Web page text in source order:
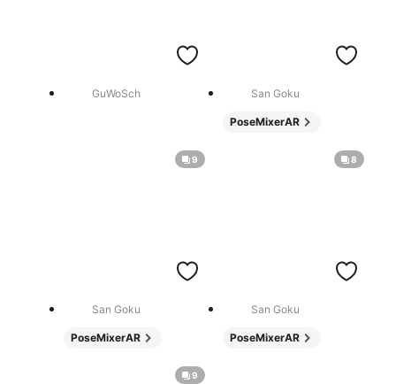
GuWoSch San Goku
PoseMixerAR
9
San Goku
PoseMixerAR
8
San Goku
PoseMixerAR
9